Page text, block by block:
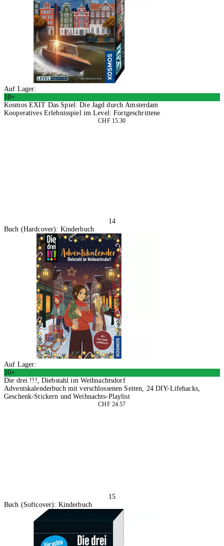
Auf Lager:
10+
Kosmos EXIT Das Spiel: Die Jagd durch Amsterdam
Kooperatives Erlebnisspiel im Level: Fortgeschrittene
CHF 15.30
14
Buch (Hardcover): Kinderbuch
Auf Lager:
10+
Die drei !!!, Diebstahl im Weihnachtsdorf
Adventskalenderbuch mit verschlossenen Seiten, 24 DIY-Lifehacks,
Geschenk-Stickern und Weihnachts-Playlist
CHF 24.57
15
Buch (Softcover): Kinderbuch